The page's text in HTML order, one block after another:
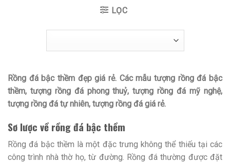
LỌC
Rồng đá bậc thềm đẹp giá rẻ. Các mẫu tượng rồng đá bậc
thềm, tượng rồng đá phong thuỷ, tượng rồng đá mỹ nghệ,
tượng rồng đá tự nhiên, tượng rồng đá giá rẻ.
Sơ lược về rồng đá bậc thềm
Rồng đá bậc thềm là một đặc trưng không thể thiếu tại các
công trình nhà thờ họ, từ đường. Rồng đá thường được đặt